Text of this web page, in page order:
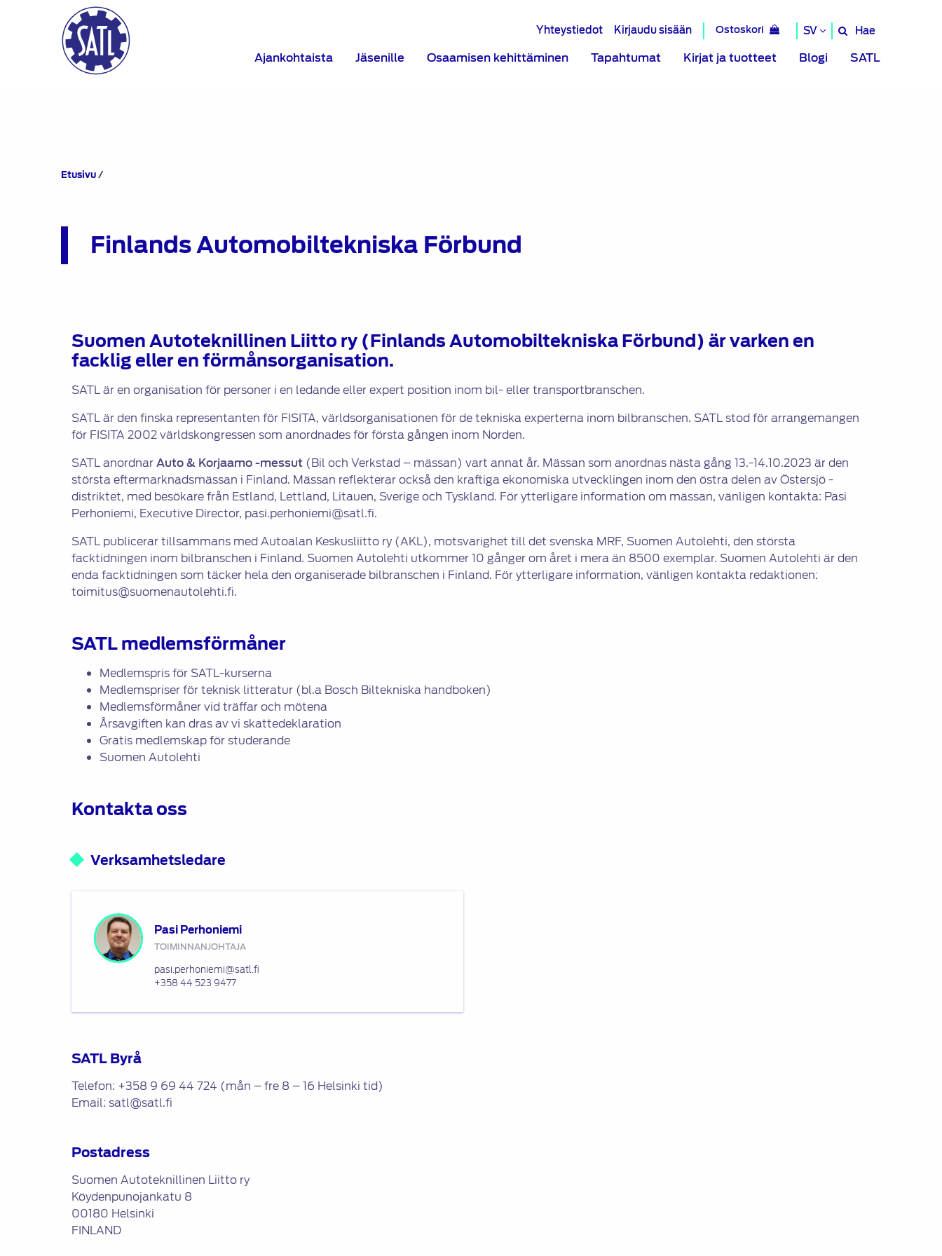
Yhteystiedot Kirjaudu sisään Ostoskori SV
Hae
Hae
Ajankohtaista Jäsenille Osaamisen kehittäminen Tapahtumat Kirjat ja tuotteet Blogi SATL
Etusivu/Finlands
Finlands Automobiltekniska Förbund
Suomen Autoteknillinen Liitto ry (Finlands Automobiltekniska Förbund) är varken en
facklig eller en förmånsorganisation.
SATL är en organisation för personer i en ledande eller expert position inom bil- eller transportbranschen.
SATL är den finska representanten för FISITA, världsorganisationen för de tekniska experterna inom bilbranschen. SATL stod för arrangemangen
för FISITA 2002 världskongressen som anordnades för första gången inom Norden.
SATL anordnarAuto & Korjaamo -messut (Bil och Verkstad – mässan) vart annat år. Mässan som anordnas nästa gång 13.-14.10.2023 är den
största eftermarknadsmässan i Finland. Mässan reflekterar också den kraftiga ekonomiska utvecklingen inom den östra delen av Östersjö -
distriktet, med besökare från Estland, Lettland, Litauen, Sverige och Tyskland. För ytterligare information om mässan, vänligen kontakta: Pasi
Perhoniemi, Executive Director, pasi.perhoniemi@satl.fi.
SATL publicerar tillsammans med Autoalan Keskusliitto ry (AKL), motsvarighet till det svenska MRF, Suomen Autolehti, den största
facktidningen inom bilbranschen i Finland. Suomen Autolehti utkommer 10 gånger om året i mera än 8500 exemplar. Suomen Autolehti är den
enda facktidningen som täcker hela den organiserade bilbranschen i Finland. För ytterligare information, vänligen kontakta redaktionen:
toimitus@suomenautolehti.fi.
SATL medlemsförmåner
Medlemspris för SATL-kurserna
Medlemspriser för teknisk litteratur (bl.a Bosch Biltekniska handboken)
Medlemsförmåner vid träffar och mötena
Årsavgiften kan dras av vi skattedeklaration
Gratis medlemskap för studerande
Suomen Autolehti
Kontakta oss
Verksamhetsledare
Pasi Perhoniemi
TOIMINNANJOHTAJA
pasi.perhoniemi@satl.fi
+358 44 523 9477
SATL Byrå
Telefon: +358 9 69 44 724 (mån – fre 8 – 16 Helsinki tid)
Email: satl@satl.fi
Postadress
Suomen Autoteknillinen Liitto ry
Köydenpunojankatu 8
00180 Helsinki
FINLAND